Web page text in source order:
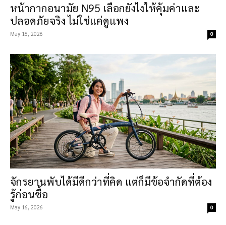
หน้ากากอนามัย N95 เลือกยังไงให้คุ้มค่าและ
ปลอดภัยจริง ไม่ใช่แค่ดูแพง
May 16, 2026 0
จักรยานพับได้มีดีกว่าที่คิด แต่ก็มีข้อจำกัดที่ต้อง
รู้ก่อนซื้อ
May 16, 2026 0